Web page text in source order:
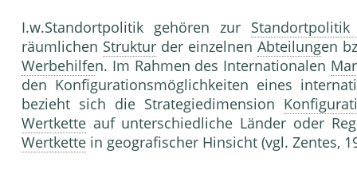
I.w.Standortpolitik gehören zur
räumlichen Struktur der einzelnen Abteilungen
Werbehilfen. Im Rahmen des Internationalen
den Konfigurationsmöglichkeiten eines
bezieht sich die Strategiedimension
Wertkette auf unterschiedliche Länder oder
Wertkette in geografischer Hinsicht (vgl. Zentes,